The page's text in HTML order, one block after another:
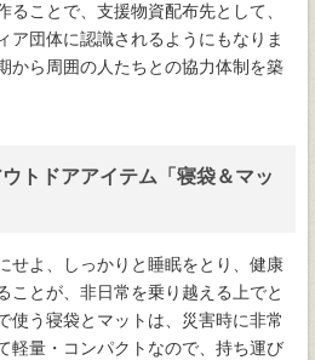
ることで、支援物資配布先として、
ア団体に認識されるようにもなりま
から周囲の人たちとの協力体制を築
トドアアイテム「寝袋＆マッ
せよ、しっかりと睡眠をとり、健康
ことが、非日常を乗り越える上でと
使う寝袋とマットは、災害時に非常
軽量・コンパクトなので、持ち運び